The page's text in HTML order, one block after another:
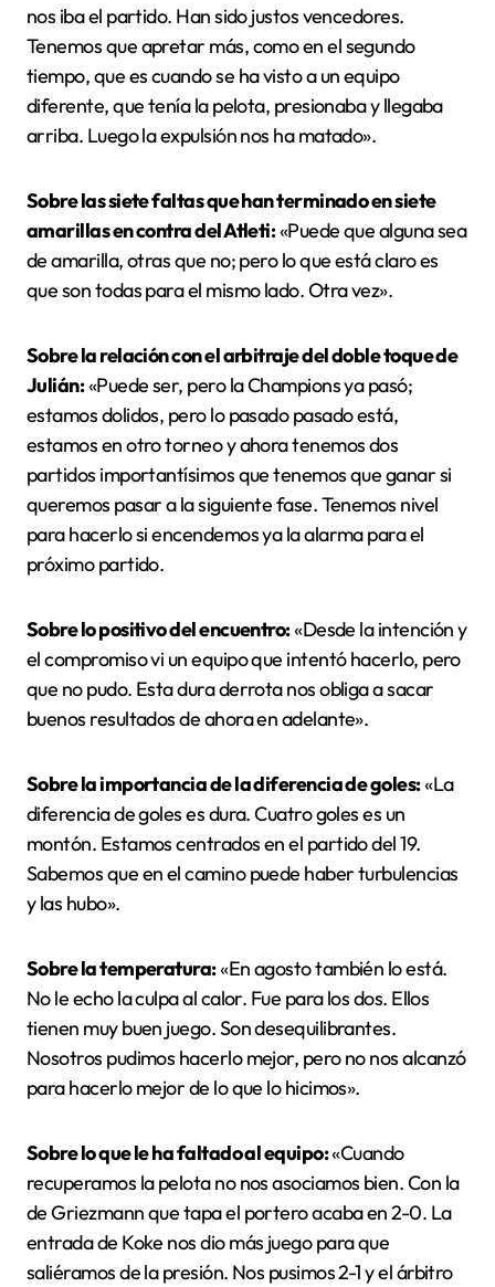
nos iba el partido. Han sido justos vencedores.
Tenemos que apretar más, como en el segundo
tiempo, que es cuando se ha visto a un equipo
diferente, que tenía la pelota, presionaba y llegaba
arriba. Luego la expulsión nos ha matado».
Sobre las siete faltas que han terminado en siete
amarillas en contra del Atleti:«Puede que alguna sea
de amarilla, otras que no; pero lo que está claro es
que son todas para el mismo lado. Otra vez».
Sobre la relación con el arbitraje del doble toque de
Julián:«Puede ser, pero la Champions ya pasó;
estamos dolidos, pero lo pasado pasado está,
estamos en otro torneo y ahora tenemos dos
partidos importantísimos que tenemos que ganar si
queremos pasar a la siguiente fase. Tenemos nivel
para hacerlo si encendemos ya la alarma para el
próximo partido.
Sobre lo positivo del encuentro:«Desde la intención y
el compromiso vi un equipo que intentó hacerlo, pero
que no pudo. Esta dura derrota nos obliga a sacar
buenos resultados de ahora en adelante».
Sobre la importancia de la diferencia de goles:«La
diferencia de goles es dura. Cuatro goles es un
montón. Estamos centrados en el partido del 19.
Sabemos que en el camino puede haber turbulencias
y las hubo».
Sobre la temperatura:«En agosto también lo está.
No le echo la culpa al calor. Fue para los dos. Ellos
tienen muy buen juego. Son desequilibrantes.
Nosotros pudimos hacerlo mejor, pero no nos alcanzó
para hacerlo mejor de lo que lo hicimos».
Sobre lo que le ha faltado al equipo:«Cuando
recuperamos la pelota no nos asociamos bien. Con la
de Griezmann que tapa el portero acaba en 2-0. La
entrada de Koke nos dio más juego para que
saliéramos de la presión. Nos pusimos 2-1 y el árbitro